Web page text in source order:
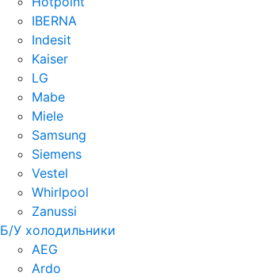
IBERNA
Indesit
Kaiser
LG
Mabe
Miele
Samsung
Siemens
Vestel
Whirlpool
Zanussi
Б/У холодильники
AEG
Ardo